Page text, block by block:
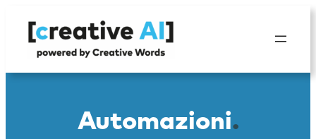
contenuto
Automazioni.